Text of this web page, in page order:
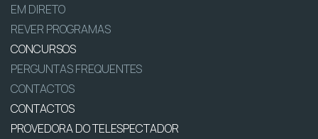
EM DIRETO
REVER PROGRAMAS
CONCURSOS
PERGUNTAS FREQUENTES
CONTACTOS
CONTACTOS
PROVEDORA DO TELESPECTADOR